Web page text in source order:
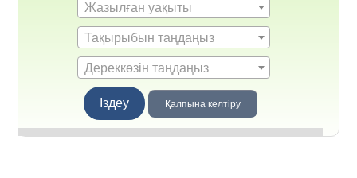
Жазылған уақыты
Тақырыбын таңдаңыз
Дереккөзін таңдаңыз
Іздеу Қалпына келтіру